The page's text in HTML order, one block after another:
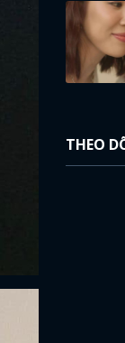
THEO